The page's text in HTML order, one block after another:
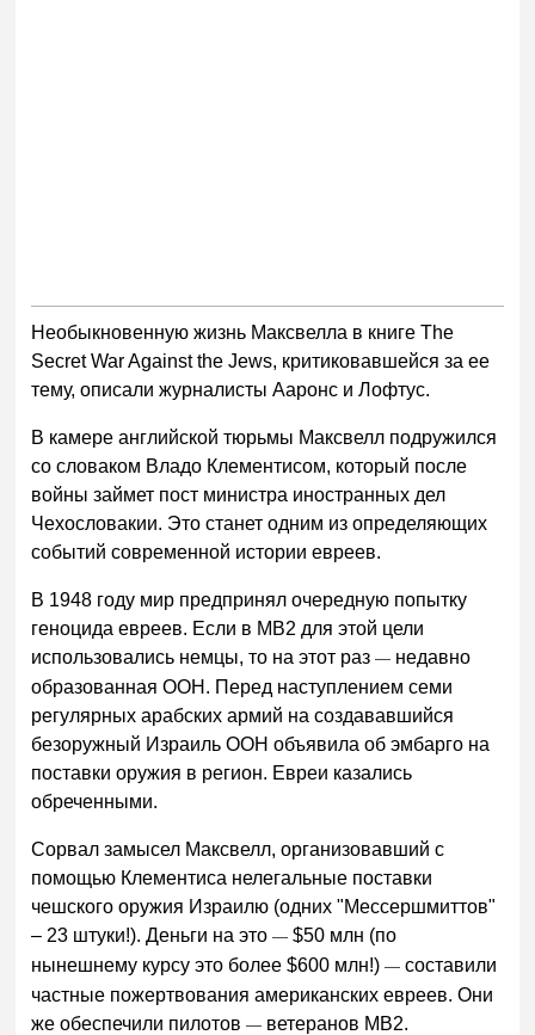
Необыкновенную жизнь Максвелла в книге The
Secret War Against the Jews, критиковавшейся за ее
тему, описали журналисты Ааронс и Лофтус.
В камере английской тюрьмы Максвелл подружился
со словаком Владо Клементисом, который после
войны займет пост министра иностранных дел
Чехословакии. Это станет одним из определяющих
событий современной истории евреев.
В 1948 году мир предпринял очередную попытку
геноцида евреев. Если в МВ2 для этой цели
использовались немцы, то на этот раз— недавно
образованная ООН. Перед наступлением семи
регулярных арабских армий на создававшийся
безоружный Израиль ООН объявила об эмбарго на
поставки оружия в регион. Евреи казались
обреченными.
Сорвал замысел Максвелл, организовавший с
помощью Клементиса нелегальные поставки
чешского оружия Израилю (одних "Мессершмиттов"
– 23 штуки!). Деньги на это— $50 млн (по
нынешнему курсу это более $600 млн!)—составили
частные пожертвования американских евреев. Они
же обеспечили пилотов— ветеранов МВ2.